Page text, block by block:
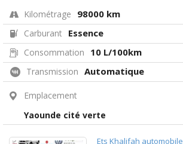
Kilométrage 98000 km
Carburant Essence
Consommation 10 L/100km
Transmission Automatique
Emplacement
Yaounde cité verte
Ets Khalifah automobile